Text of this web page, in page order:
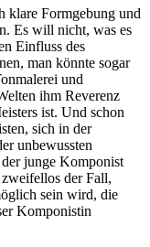
klare Formgebung und
Es will nicht, was es
Einfluss des
man könnte sogar
und
ihm Reverenz
ist. Und schon
sich in der
unbewussten
junge Komponist
der Fall,
sein wird, die
Komponistin